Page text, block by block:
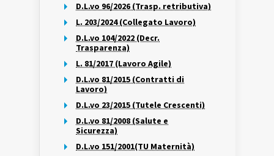
D.L.vo 96/2026 (Trasp. retributiva)
L. 203/2024 (Collegato Lavoro)
D.L.vo 104/2022 (Decr.
Trasparenza)
L. 81/2017 (Lavoro Agile)
D.L.vo 81/2015 (Contratti di
Lavoro)
D.L.vo 23/2015 (Tutele Crescenti)
D.L.vo 81/2008 (Salute e
Sicurezza)
D.L.vo 151/2001(TU Maternità)